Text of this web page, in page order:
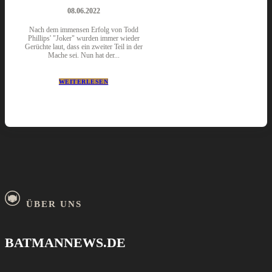
08.06.2022
Nach dem immensen Erfolg von Todd
Phillips' "Joker" wurden immer wieder
Gerüchte laut, dass ein zweiter Teil in der
Mache sei. Nun hat der...
WEITERLESEN
ÜBER UNS
BATMANNEWS.DE